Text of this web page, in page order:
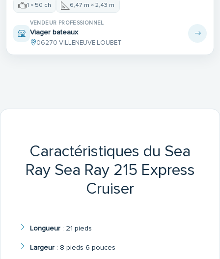
1 × 50 ch 6,47 m × 2,43 m
VENDEUR PROFESSIONNEL
Viager bateaux
06270 VILLENEUVE LOUBET
Caractéristiques du Sea
Ray Sea Ray 215 Express
Cruiser
Longueur: 21 pieds
Largeur: 8 pieds 6 pouces